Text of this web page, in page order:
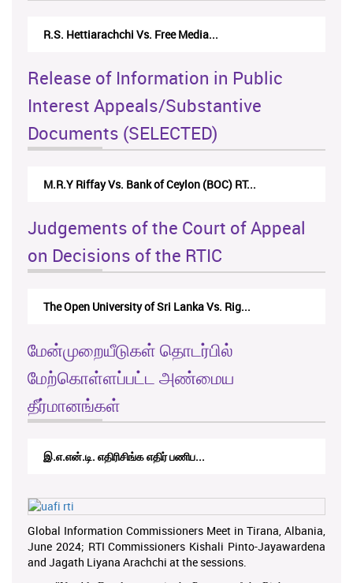
R.S. Hettiarachchi Vs. Free Media...
Release of Information in Public
Interest Appeals/Substantive
Documents (SELECTED)
M.R.Y Riffay Vs. Bank of Ceylon (BOC) RT...
Judgements of the Court of Appeal
on Decisions of the RTIC
The Open University of Sri Lanka Vs. Rig...
மேன்முறையீடுகள் தொடர்பில்
மேற்கொள்ளப்பட்ட அண்மைய
தீர்மானங்கள்
இ.எ.என்.டி. எதிரிசிங்க எதிர் பணிப...
Global Information Commissioners Meet in Tirana, Albania,
June 2024; RTI Commissioners Kishali Pinto-Jayawardena
and Jagath Liyana Arachchi at the sessions.